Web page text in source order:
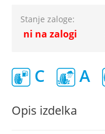
Stanje zaloge:
ni na zalogi
C A
Opis izdelka